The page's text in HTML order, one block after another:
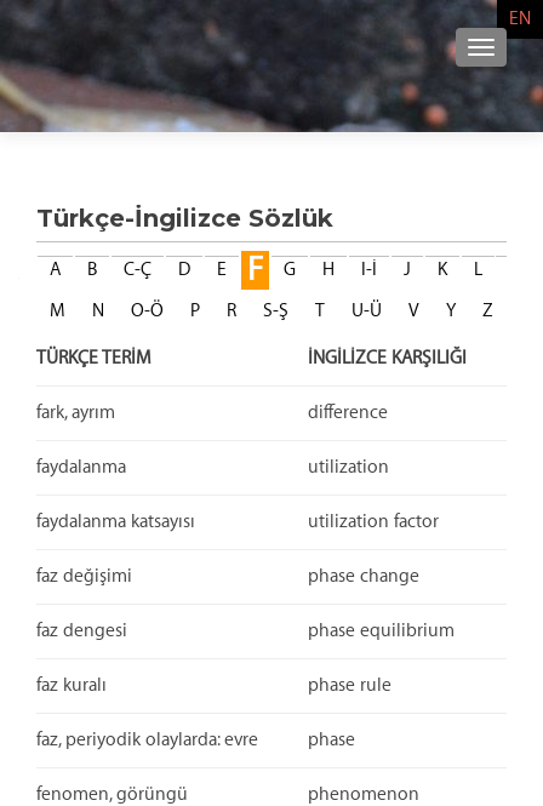
EN
Türkçe-İngilizce Sözlük
A B C-Ç D E F G H I-İ J K
L
M
N O-Ö P R S-Ş T U-Ü V Y Z
TÜRKÇE TERİM İNGİLİZCE KARŞILIĞI
fark, ayrım difference
faydalanma utilization
faydalanma katsayısı utilization factor
faz değişimi phase change
faz dengesi phase equilibrium
faz kuralı phase rule
faz, periyodik olaylarda: evre phase
fenomen, görüngü phenomenon